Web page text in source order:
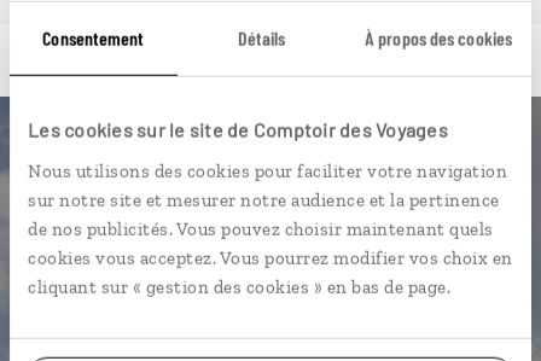
Consentement Détails À propos des cookies
Les cookies sur le site de Comptoir des Voyages
Nous utilisons des cookies pour faciliter votre navigation
sur notre site et mesurer notre audience et la pertinence
de nos publicités. Vous pouvez choisir maintenant quels
cookies vous acceptez. Vous pourrez modifier vos choix en
cliquant sur « gestion des cookies » en bas de page.
Luciole,
l'appli qui vous guide en Ethiopie
L’itinéraire vers votre lodge en 1
Un assistant de voyage qui vous